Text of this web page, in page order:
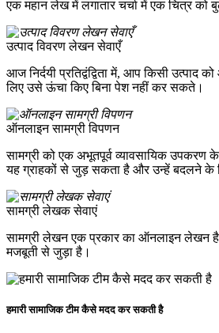
एक महान लेख में लगातार चर्चा में एक चित्र को
उत्पाद विवरण लेखन सेवाएँ
आज निर्दयी प्रतिद्वंद्विता में, आप किसी उत्पाद
लिए उसे ऊंचा किए बिना पेश नहीं कर सकते।
ऑनलाइन सामग्री विपणन
सामग्री को एक अभूतपूर्व व्यावसायिक उपकरण
यह ग्राहकों से जुड़ सकता है और उन्हें बदलने के
सामग्री लेखक सेवाएं
सामग्री लेखन एक प्रकार का ऑनलाइन लेखन है
मजबूती से जुड़ा है।
हमारी सामाजिक टीम कैसे मदद कर सकती है